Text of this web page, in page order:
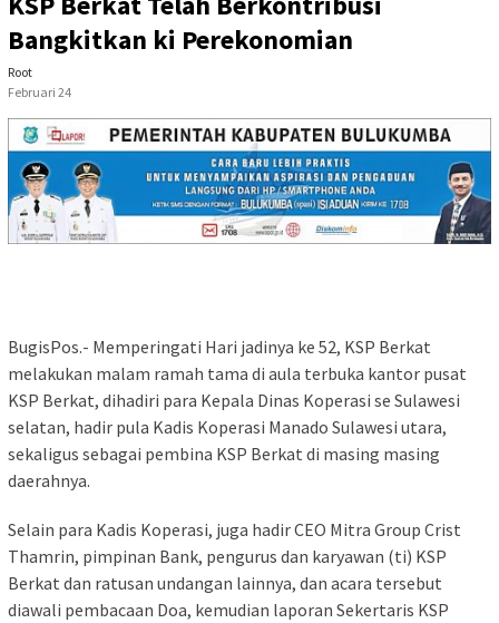
Bangkitkan ki Perekonomian
Root
Februari 24
BugisPos.- Memperingati Hari jadinya ke 52, KSP Berkat
melakukan malam ramah tama di aula terbuka kantor pusat
KSP Berkat, dihadiri para Kepala Dinas Koperasi se Sulawesi
selatan, hadir pula Kadis Koperasi Manado Sulawesi utara,
sekaligus sebagai pembina KSP Berkat di masing masing
daerahnya.
Selain para Kadis Koperasi, juga hadir CEO Mitra Group Crist
Thamrin, pimpinan Bank, pengurus dan karyawan (ti) KSP
Berkat dan ratusan undangan lainnya, dan acara tersebut
diawali pembacaan Doa, kemudian laporan Sekertaris KSP